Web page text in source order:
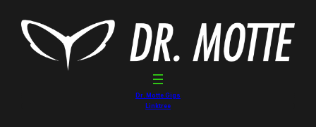
content
Dr. Motte Gigs
Linktree